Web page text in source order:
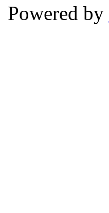
Powered by